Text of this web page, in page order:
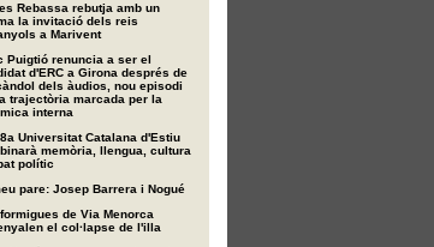
Rebassa rebutja amb un
la invitació dels reis
a Marivent
Puigtió renuncia a ser el
d'ERC a Girona després de
dels àudios, nou episodi
trajectòria marcada per la
interna
Universitat Catalana d'Estiu
memòria, llengua, cultura
polític
pare: Josep Barrera i Nogué
de Via Menorca
el col·lapse de l'illa